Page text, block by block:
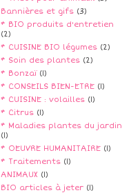
Bannières et gifs (3)
* BIO produits d'entretien
(2)
* CUISINE BIO légumes (2)
* Soin des plantes (2)
* Bonzaï (1)
* CONSEILS BIEN-ETRE (1)
* CUISINE : volailles (1)
* Citrus (1)
* Maladies plantes du jardin
(1)
* OEUVRE HUMANITAIRE (1)
* Traitements (1)
ANIMAUX (1)
BIO articles à jeter (1)